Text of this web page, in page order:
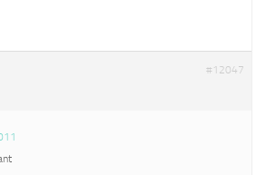
#12047